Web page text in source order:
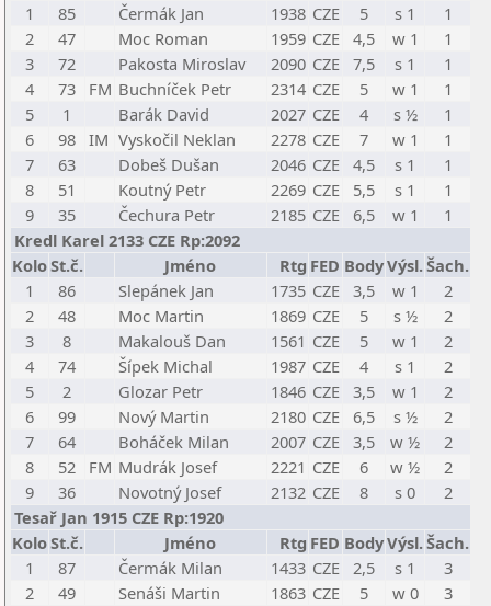
1
85 Čermák Jan 1938 CZE 5 s 1
1
2
47 Moc Roman 1959 CZE 4,5 w 1
1
3
72 Pakosta Miroslav 2090 CZE 7,5 s 1
1
4
73 FM Buchníček Petr 2314 CZE 5 w 1
1
5
1 Barák David 2027 CZE 4 s ½
1
6
98 IM Vyskočil Neklan 2278 CZE 7 w 1
1
7
63 Dobeš Dušan 2046 CZE 4,5 s 1
1
8
51 Koutný Petr 2269 CZE 5,5 s 1
1
9
35 Čechura Petr 2185 CZE 6,5 w 1
1
Kredl Karel 2133 CZE Rp:2092
KoloSt.č. Jméno Rtg FED BodyVýsl.Šach.
1
86 Slepánek Jan 1735 CZE 3,5 w 1
2
2
48 Moc Martin 1869 CZE 5 s ½
2
3
8 Makalouš Dan 1561 CZE 5 w 1
2
4
74 Šípek Michal 1987 CZE 4 s 1
2
5
2 Glozar Petr 1846 CZE 3,5 w 1
2
6
99 Nový Martin 2180 CZE 6,5 s ½
2
7
64 Boháček Milan 2007 CZE 3,5 w ½
2
8
52 FM Mudrák Josef 2221 CZE 6 w ½
2
9
36 Novotný Josef 2132 CZE 8 s 0
2
Tesař Jan 1915 CZE Rp:1920
KoloSt.č. Jméno Rtg FED BodyVýsl.Šach.
1
87 Čermák Milan 1433 CZE 2,5 s 1
3
2
49 Senáši Martin 1863 CZE 5 w 0
3